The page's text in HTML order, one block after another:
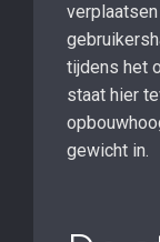
tijdens het
staat hier
gewicht in.